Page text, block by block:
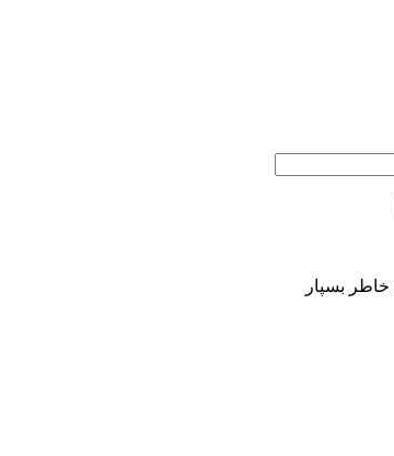
خاطر بسپار